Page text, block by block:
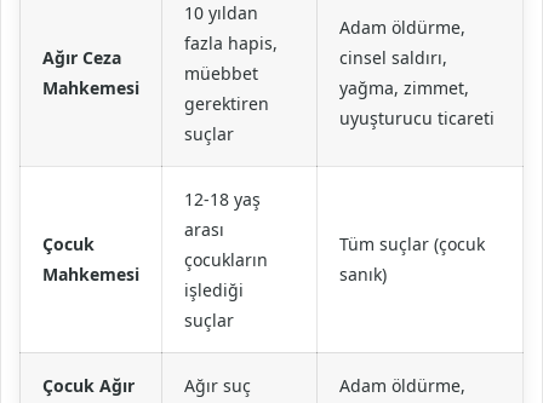
Ağır Ceza
Mahkemesi
10 yıldan
fazla hapis,
müebbet
gerektiren
suçlar
Adam öldürme,
cinsel saldırı,
yağma, zimmet,
uyuşturucu ticareti
Çocuk
Mahkemesi
12-18 yaş
arası
çocukların
işlediği
suçlar
Tüm suçlar (çocuk
sanık)
Çocuk Ağır
Ağır suç
Adam öldürme,